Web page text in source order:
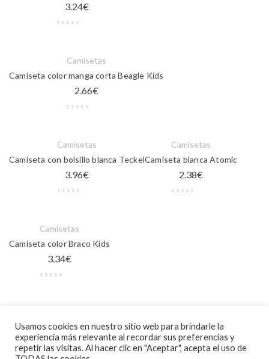
3.24€
Camisetas
Camiseta color manga corta Beagle Kids
2.66€
Camisetas
Camiseta con bolsillo blanca Teckel
3.96€
Camisetas
Camiseta blanca Atomic
2.38€
Camisetas
Camiseta color Braco Kids
3.34€
Camiseta blanca manga corta Beagle
3.10€
Usamos cookies en nuestro sitio web para brindarle la
experiencia más relevante al recordar sus preferencias y
repetir las visitas. Al hacer clic en "Aceptar", acepta el uso de